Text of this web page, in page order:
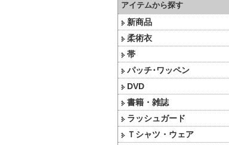
アイテムから探す
新商品
柔術衣
帯
パッチ･ワッペン
DVD
書籍・雑誌
ラッシュガード
Ｔシャツ・ウェア